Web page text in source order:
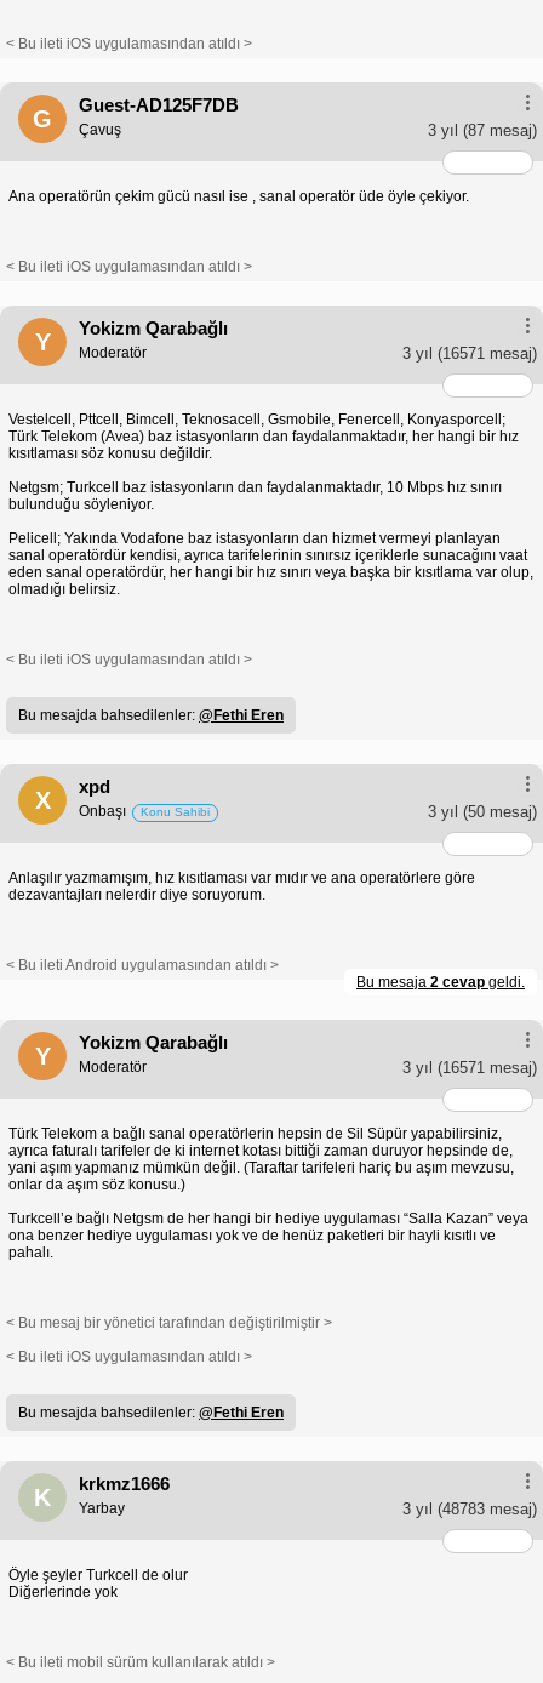
< Bu ileti iOS uygulamasından atıldı >
G
Guest-AD125F7DB
3 yıl (87 mesaj)
Çavuş
Ana operatörün çekim gücü nasıl ise , sanal operatör üde öyle çekiyor.
< Bu ileti iOS uygulamasından atıldı >
Y
Yokizm Qarabağlı
3 yıl (16571 mesaj)
Moderatör
Vestelcell, Pttcell, Bimcell, Teknosacell, Gsmobile, Fenercell, Konyasporcell;
Türk Telekom (Avea) baz istasyonların dan faydalanmaktadır, her hangi bir hız
kısıtlaması söz konusu değildir.
Netgsm; Turkcell baz istasyonların dan faydalanmaktadır, 10 Mbps hız sınırı
bulunduğu söyleniyor.
Pelicell; Yakında Vodafone baz istasyonların dan hizmet vermeyi planlayan
sanal operatördür kendisi, ayrıca tarifelerinin sınırsız içeriklerle sunacağını vaat
eden sanal operatördür, her hangi bir hız sınırı veya başka bir kısıtlama var olup,
olmadığı belirsiz.
< Bu ileti iOS uygulamasından atıldı >
Bu mesajda bahsedilenler: @Fethi Eren
X
xpd
3 yıl (50 mesaj)
Onbaşı Konu Sahibi
Anlaşılır yazmamışım, hız kısıtlaması var mıdır ve ana operatörlere göre
dezavantajları nelerdir diye soruyorum.
< Bu ileti Android uygulamasından atıldı >
Bu mesaja 2 cevap geldi.
Y
Yokizm Qarabağlı
3 yıl (16571 mesaj)
Moderatör
Türk Telekom a bağlı sanal operatörlerin hepsin de Sil Süpür yapabilirsiniz,
ayrıca faturalı tarifeler de ki internet kotası bittiği zaman duruyor hepsinde de,
yani aşım yapmanız mümkün değil. (Taraftar tarifeleri hariç bu aşım mevzusu,
onlar da aşım söz konusu.)
Turkcell’e bağlı Netgsm de her hangi bir hediye uygulaması “Salla Kazan” veya
ona benzer hediye uygulaması yok ve de henüz paketleri bir hayli kısıtlı ve
pahalı.
< Bu mesaj bir yönetici tarafından değiştirilmiştir >
< Bu ileti iOS uygulamasından atıldı >
Bu mesajda bahsedilenler: @Fethi Eren
K
krkmz1666
3 yıl (48783 mesaj)
Yarbay
Öyle şeyler Turkcell de olur
Diğerlerinde yok
< Bu ileti mobil sürüm kullanılarak atıldı >